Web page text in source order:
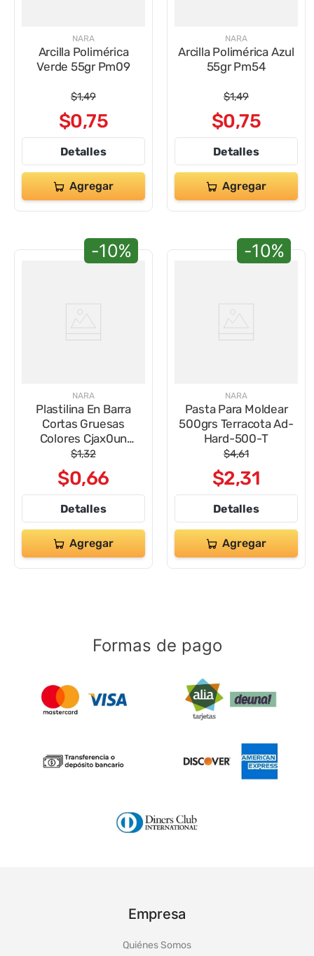
NARA
Arcilla Polimérica
Verde 55gr Pm09
$1,49
$0,75
Detalles
Agregar
NARA
Arcilla Polimérica Azul
55gr Pm54
$1,49
$0,75
Detalles
Agregar
-10%
NARA
Plastilina En Barra
Cortas Gruesas
Colores Cjax0un
NaBx000
$1,32
$0,66
Detalles
Agregar
-10%
NARA
Pasta Para Moldear
500grs Terracota Ad-
Hard-500-T
$4,61
$2,31
Detalles
Agregar
Formas de pago
Empresa
Quiénes Somos